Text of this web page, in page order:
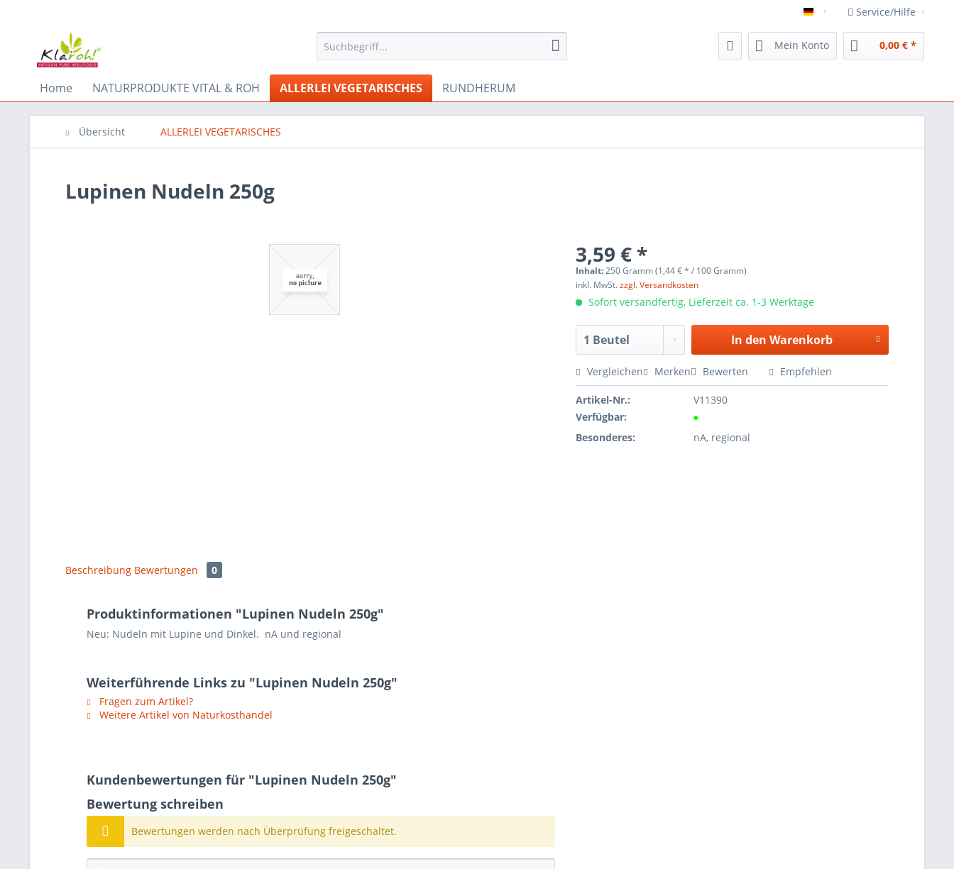
Veggie`s Delight
Service/Hilfe
Mein Konto 0,00 € *
Home NATURPRODUKTE VITAL & ROH ALLERLEI VEGETARISCHES RUNDHERUM
Übersicht ALLERLEI VEGETARISCHES
Lupinen Nudeln 250g
3,59 € *
Inhalt:250 Gramm (1,44 € * / 100 Gramm)
inkl. MwSt.zzgl. Versandkosten
Sofort versandfertig, Lieferzeit ca. 1-3 Werktage
In den Warenkorb
Vergleichen Merken Bewerten Empfehlen
Artikel-Nr.:
V11390
Verfügbar:
●
Besonderes:
nA, regional
Beschreibung Bewertungen 0
Produktinformationen "Lupinen Nudeln 250g"
Neu: Nudeln mit Lupine und Dinkel. nA und regional
Weiterführende Links zu "Lupinen Nudeln 250g"
Fragen zum Artikel?
Weitere Artikel von Naturkosthandel
Kundenbewertungen für "Lupinen Nudeln 250g"
Bewertung schreiben
Bewertungen werden nach Überprüfung freigeschaltet.